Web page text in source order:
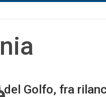
del Golfo, fra